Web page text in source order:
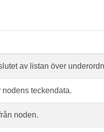
av listan över
teckendata.
noden.